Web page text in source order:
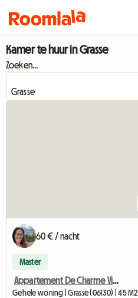
Kamer te huur in Grasse
Zoeken...
60 € / nacht
Master
Appartement De Charme Vieux Grasse - Rue Touristique
Gehele woning | Grasse (06130) | 45 M2